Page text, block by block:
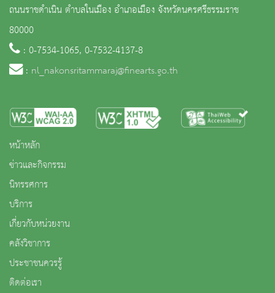
ถนนราชดำเนิน ตำบลในเมือง อำเภอเมือง จังหวัดนครศรีธรรมราช
80000
: 0-7534-1065, 0-7532-4137-8
: nl_nakonsritammaraj@finearts.go.th
หน้าหลัก
ข่าวและกิจกรรม
นิทรรศการ
บริการ
เกี่ยวกับหน่วยงาน
คลังวิชาการ
ประชาชนควรรู้
ติดต่อเรา